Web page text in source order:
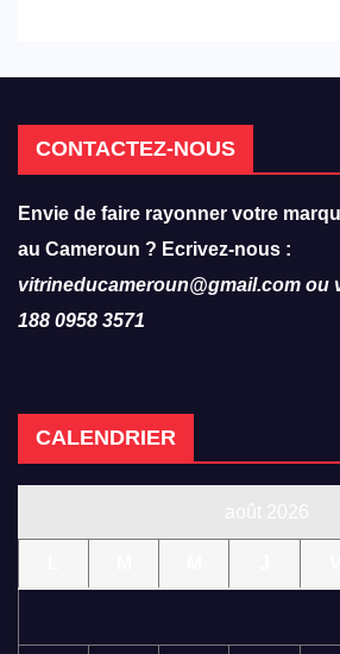
CONTACTEZ-NOUS
Envie de faire rayonner votre
au Cameroun ? Ecrivez-nous :
vitrineducameroun@gmail.com ou
188 0958 3571
CALENDRIER